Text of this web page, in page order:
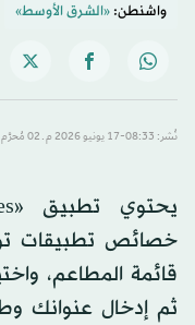
واشنطن:«الشرق الأوسط»
نُشر: 08:33-17 يونيو 2026 م ـ 02 مُحرَّم 1448 هـ
خصائص تطبيقات
قائمة المطاعم،
ثم إدخال عنوانك